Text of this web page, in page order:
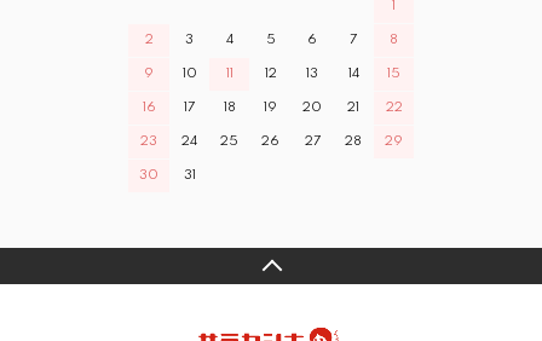
2 3 4 5 6 7 8
9 10 12 13 14 15
16 17 18 19 20 21 22
23 24 25 26 27 28 29
30 31